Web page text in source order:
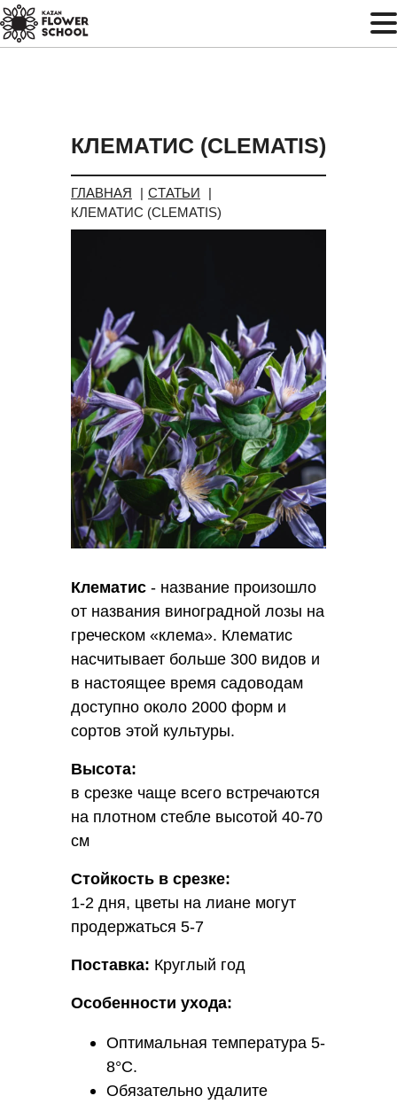
КЛЕМАТИС (СLEMATIS)
ГЛАВНАЯ
СТАТЬИ
КЛЕМАТИС (СLEMATIS)
Клематис - название произошло
от названия виноградной лозы на
греческом «клема». Клематис
насчитывает больше 300 видов и
в настоящее время садоводам
доступно около 2000 форм и
сортов этой культуры.
Высота:
в срезке чаще всего встречаются
на плотном стебле высотой 40-70
см
Стойкость в срезке:
1-2 дня, цветы на лиане могут
продержаться 5-7
Поставка: Круглый год
Особенности ухода:
Оптимальная температура 5-
8°С.
Обязательно удалите